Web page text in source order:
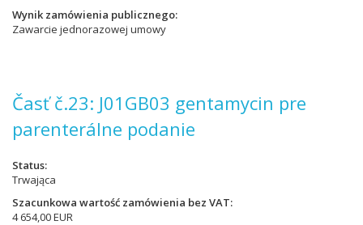
Wynik zamówienia publicznego
Zawarcie jednorazowej umowy
Časť č.23: J01GB03 gentamycin pre
parenterálne podanie
Status
Trwająca
Szacunkowa wartość zamówienia bez VAT
4 654,00 EUR